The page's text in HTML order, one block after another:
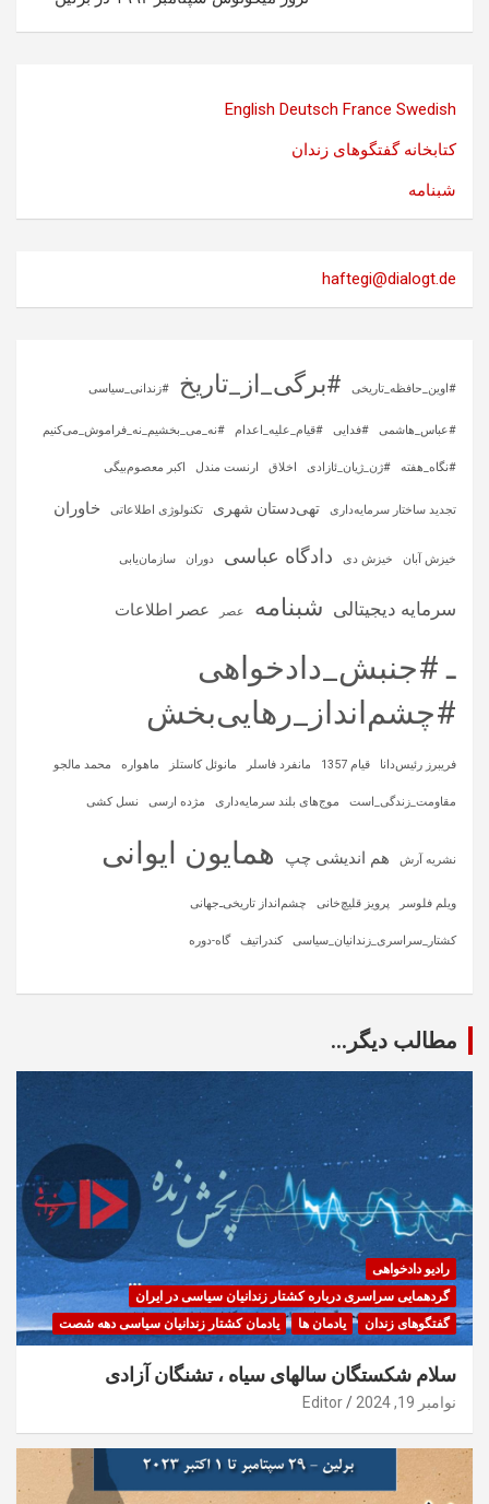
English Deutsch France Swedish
کتابخانه گفتگوهای زندان
شبنامه
haftegi@dialogt.de
#اوین_حافظه_تاریخی #برگی_از_تاریخ #زندانی_سیاسی
#عباس_هاشمی #فدایی #قیام_علیه_اعدام #نه_می_بخشیم_نه_فراموش_می‌کنیم
#نگاه_هفته #ژن_ژیان_ئازادی اخلاق ارنست مندل اکبر معصوم‌بیگی
تجدید ساختار سرمایه‌داری تهی‌دستان شهری تکنولوژی اطلاعاتی خاوران
خیزش آبان خیزش دی دادگاه عباسی دوران سازمان‌یابی
سرمایه‌ دیجیتالی شبنامه عصر عصر اطلاعات
ـ #جنبش_دادخواهی
#چشم‌انداز_رهایی‌بخش
فریبرز رئیس‌دانا قیام 1357 مانفرد فاسلر مانوئل کاستلز ماهواره‌ محمد مالجو
مقاومت_زندگی_است موج‌های بلند سرمایه‌داری مژده ارسی نسل کشی
نشریه آرش هم اندیشی چپ همایون ایوانی
ویلم فلوسر پرویز قلیچ‌خانی چشم‌انداز تاریخی‌ـ‌جهانی
کشتار_سراسری_زندانیان_سیاسی کندراتیف گاه-دوره
مطالب دیگر...
رادیو دادخواهی
گردهمایی سراسری درباره کشتار زندانیان سیاسی در ایران
گفتگوهای زندان
یادمان ها یادمان کشتار زندانیان سیاسی دهه شصت
سلام شکستگان سالهای سیاه ، تشنگان آزادی
نوامبر 19, 2024 Editor